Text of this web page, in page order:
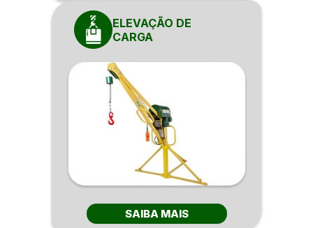
ELEVAÇÃO DE
CARGA
SAIBA MAIS